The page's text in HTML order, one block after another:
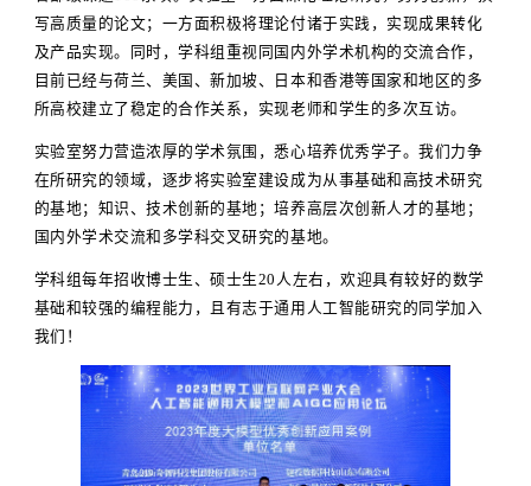
写高质量的论文；一方面积极将理论付诸于实践，实现成果转化
及产品实现。同时，学科组重视同国内外学术机构的交流合作，
目前已经与荷兰、美国、新加坡、日本和香港等国家和地区的多
所高校建立了稳定的合作关系，实现老师和学生的多次互访。
实验室努力营造浓厚的学术氛围，悉心培养优秀学子。我们力争
在所研究的领域，逐步将实验室建设成为从事基础和高技术研究
的基地；知识、技术创新的基地；培养高层次创新人才的基地；
国内外学术交流和多学科交叉研究的基地。
学科组每年招收博士生、硕士生20人左右，欢迎具有较好的数学
基础和较强的编程能力，且有志于通用人工智能研究的同学加入
我们！